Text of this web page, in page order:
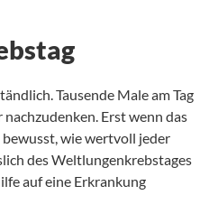
Tausende Male am Tag
Erst wenn das
wie wertvoll jeder
des Weltlungenkrebstages
auf eine Erkrankung